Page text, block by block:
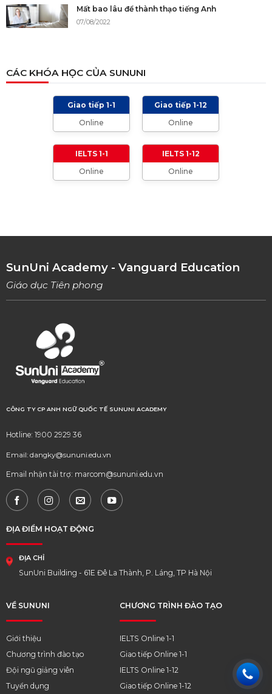
Mất bao lâu để thành thạo tiếng Anh
07/08/2022
05/12/2021
TIÊU CHÍ CHẤM IELTS SPEAKING, WRITING
2024 VÀ NHỮNG LƯU Ý
TỔNG HỢP CÁCH XƯNG HÔ TRONG TIẾNG
ANH (Từ formal đến informal)
DỤNG VÀ CÁCH VẬN DỤNG
CÁC KHÓA HỌC CỦA SUNUNI
Giao tiếp 1-1
Online
Giao tiếp 1-12
Online
IELTS 1-1
Online
IELTS 1-12
Online
SunUni Academy - Vanguard Education
Giáo dục Tiên phong
CÔNG TY CP ANH NGỮ QUỐC TẾ SUNUNI ACADEMY
Hotline: 1900 2929 36
Email: dangky@sununi.edu.vn
Email nhận tài trợ: marcom@sununi.edu.vn
VỀ SUNUNI
Giới thiệu
Chương trình đào tạo
Đội ngũ giảng viên
Tuyển dụng
ĐỊA ĐIỂM HOẠT ĐỘNG
ĐỊA CHỈ
SunUni Building - 61E Đê La Thành, P. Láng, TP Hà Nội
CHƯƠNG TRÌNH ĐÀO TẠO
IELTS Online 1-1
Giao tiếp Online 1-1
IELTS Online 1-12
Giao tiếp Online 1-12